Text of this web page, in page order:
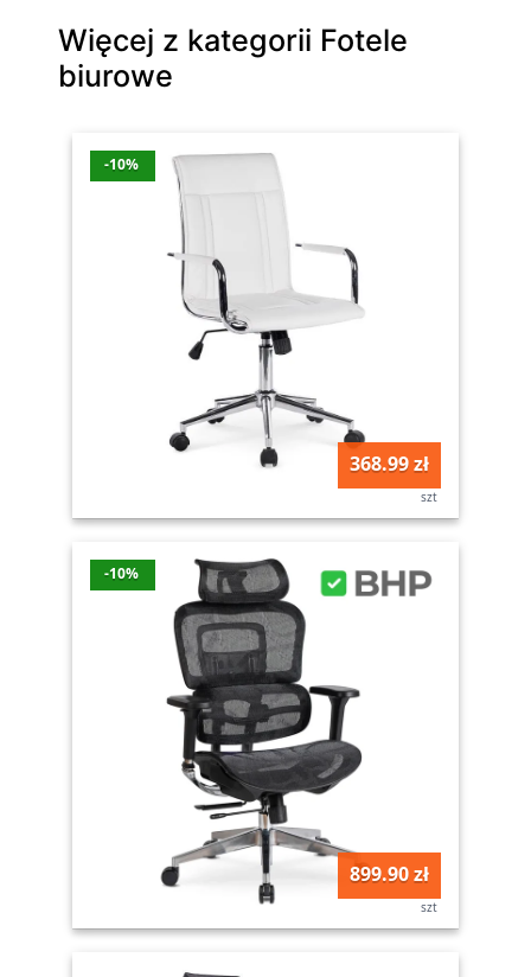
Więcej z kategorii Fotele
biurowe
-10%
368.99 zł
szt
-10%
899.90 zł
szt